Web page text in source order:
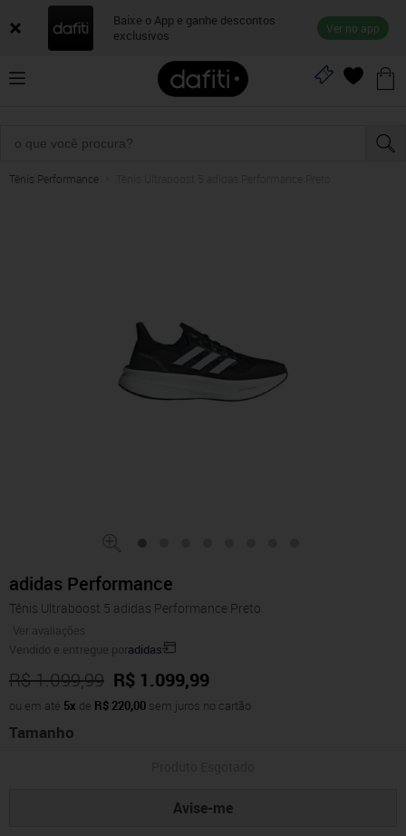
Baixe o App e ganhe descontos
exclusivos
Ver no app
Tênis Performance
adidas Performance
Tênis Ultraboost 5 adidas Performance Preto
Ver avaliações
Vendido e entregue poradidas
R$ 1.099,99 R$ 1.099,99
ou em até 5x de R$ 220,00 sem juros no cartão
Tamanho
Avise-me